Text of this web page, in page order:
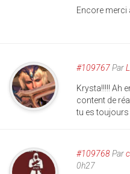
Encore merci
#109767Par
Krysta!!!!! Ah
content de
tu es toujours
#109768Par
0h27